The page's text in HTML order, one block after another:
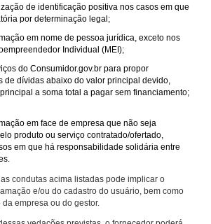
de identificação positiva nos casos em que
por determinação legal;
em nome de pessoa jurídica, exceto nos
Individual (MEI);
do Consumidor.gov.br para propor
de dívidas abaixo do valor principal devido,
a soma total a pagar sem financiamento;
em face de empresa que não seja
produto ou serviço contratado/ofertado,
em que há responsabilidade solidária entre
condutas acima listadas pode implicar o
e/ou do cadastro do usuário, bem como
empresa ou do gestor.